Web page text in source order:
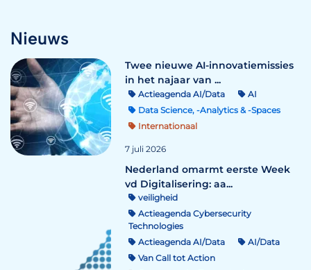
Nieuws
Twee nieuwe AI-innovatiemissies
in het najaar van ...
Actieagenda AI/Data
AI
Data Science, -Analytics & -Spaces
Internationaal
7 juli 2026
Nederland omarmt eerste Week
vd Digitalisering: aa...
veiligheid
Actieagenda Cybersecurity
Technologies
Actieagenda AI/Data
AI/Data
Van Call tot Action